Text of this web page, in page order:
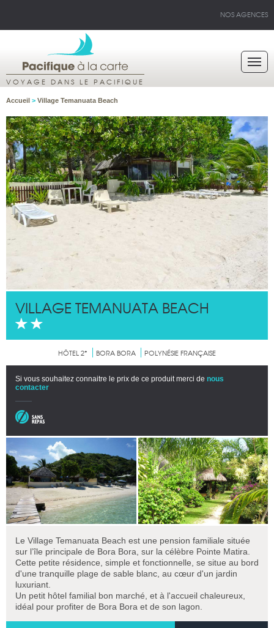
NOS AGENCES
VOYAGE DANS LE PACIFIQUE
Accueil > Village Temanuata Beach
VILLAGE TEMANUATA BEACH
HÔTEL 2* BORA BORA POLYNÉSIE FRANÇAISE
Si vous souhaitez connaitre le prix de ce produit merci de nous
contacter
Le Village Temanuata Beach est une pension familiale située
sur l’île principale de Bora Bora, sur la célèbre Pointe Matira.
Cette petite résidence, simple et fonctionnelle, se situe au bord
d'une tranquille plage de sable blanc, au cœur d'un jardin
luxuriant.
Un petit hôtel familial bon marché, et à l'accueil chaleureux,
idéal pour profiter de Bora Bora et de son lagon.